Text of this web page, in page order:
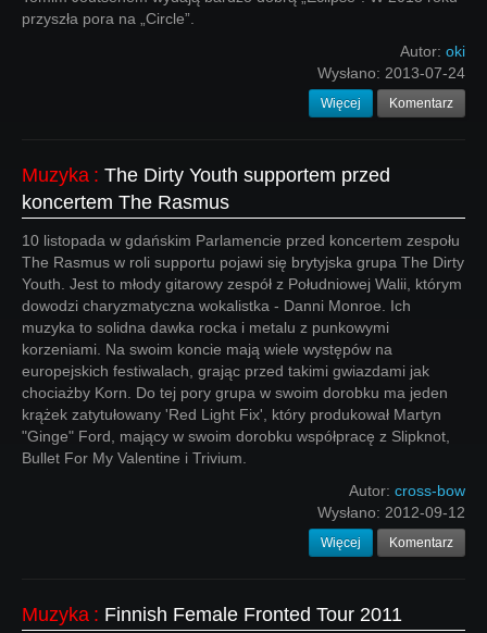
przyszła pora na „Circle”.
Autor: oki
Wysłano: 2013-07-24
Więcej Komentarz
Muzyka : The Dirty Youth supportem przed
koncertem The Rasmus
10 listopada w gdańskim Parlamencie przed koncertem zespołu
The Rasmus w roli supportu pojawi się brytyjska grupa The Dirty
Youth. Jest to młody gitarowy zespół z Południowej Walii, którym
dowodzi charyzmatyczna wokalistka - Danni Monroe. Ich
muzyka to solidna dawka rocka i metalu z punkowymi
korzeniami. Na swoim koncie mają wiele występów na
europejskich festiwalach, grając przed takimi gwiazdami jak
chociażby Korn. Do tej pory grupa w swoim dorobku ma jeden
krążek zatytułowany 'Red Light Fix', który produkował Martyn
"Ginge" Ford, mający w swoim dorobku współpracę z Slipknot,
Bullet For My Valentine i Trivium.
Autor: cross-bow
Wysłano: 2012-09-12
Więcej Komentarz
Muzyka : Finnish Female Fronted Tour 2011